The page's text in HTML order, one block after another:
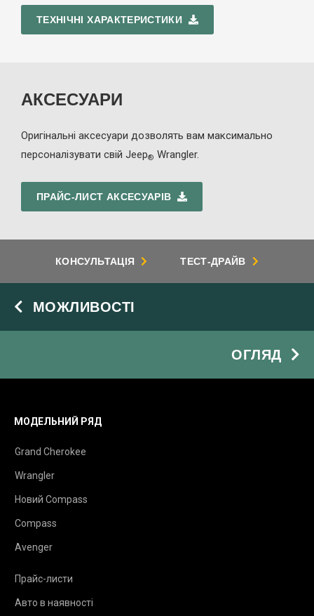
ТЕХНІЧНІ ХАРАКТЕРИСТИКИ
АКСЕСУАРИ
Оригінальні аксесуари дозволять вам максимально
персоналізувати свій Jeep® Wrangler.
ПРАЙС-ЛИСТ АКСЕСУАРІВ
КОНСУЛЬТАЦІЯ ТЕСТ-ДРАЙВ
МОЖЛИВОСТІ
ОГЛЯД
МОДЕЛЬНИЙ РЯД
Grand Cherokee
Wrangler
Новий Compass
Compass
Avenger
Прайс-листи
Авто в наявності